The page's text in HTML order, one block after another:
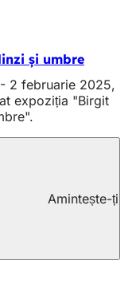
și umbre
2 februarie 2025,
expoziția "Birgit
Amintește-ți